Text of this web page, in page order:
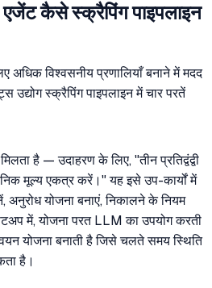
कैसे स्क्रैपिंग पाइपलाइन
अधिक विश्वसनीय प्रणालियाँ बनाने में मदद
उद्योग स्क्रैपिंग पाइपलाइन में चार परतें
है — उदाहरण के लिए, "तीन प्रतिद्वंद्वी
मूल्य एकत्र करें।" यह इसे उप-कार्यों में
अनुरोध योजना बनाएं, निकालने के नियम
में, योजना परत LLM का उपयोग करती
योजना बनाती है जिसे चलते समय स्थिति
है।